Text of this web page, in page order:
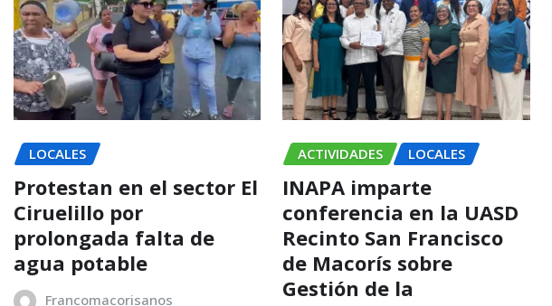
LOCALES
Protestan en el sector El
Ciruelillo por
prolongada falta de
agua potable
Francomacorisanos
ACTIVIDADES LOCALES
INAPA imparte
conferencia en la UASD
Recinto San Francisco
de Macorís sobre
Gestión de la